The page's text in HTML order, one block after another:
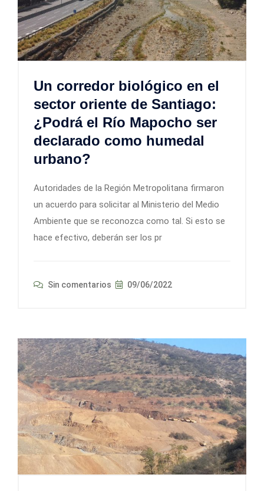
Un corredor biológico en el
sector oriente de Santiago:
¿Podrá el Río Mapocho ser
declarado como humedal
urbano?
Autoridades de la Región Metropolitana firmaron
un acuerdo para solicitar al Ministerio del Medio
Ambiente que se reconozca como tal. Si esto se
hace efectivo, deberán ser los pr
Sin comentarios 09/06/2022